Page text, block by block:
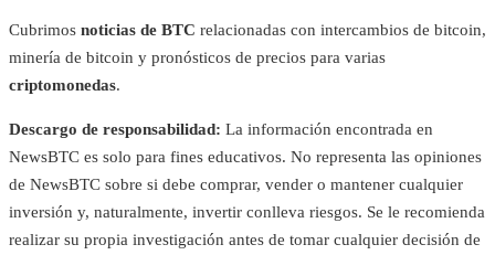
Cubrimos noticias de BTC relacionadas con intercambios de bitcoin,
minería de bitcoin y pronósticos de precios para varias
criptomonedas.
Descargo de responsabilidad: La información encontrada en
NewsBTC es solo para fines educativos. No representa las opiniones
de NewsBTC sobre si debe comprar, vender o mantener cualquier
inversión y, naturalmente, invertir conlleva riesgos. Se le recomienda
realizar su propia investigación antes de tomar cualquier decisión de